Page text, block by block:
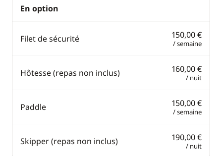
En option
Filet de sécurité 150,00 €
/ semaine
Hôtesse (repas non inclus) 160,00 €
/ nuit
Paddle 150,00 €
/ semaine
Skipper (repas non inclus) 190,00 €
/ nuit